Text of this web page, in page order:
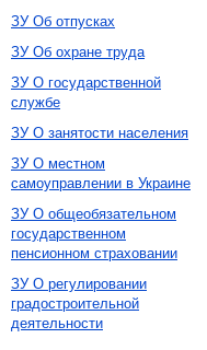
ЗУ Об отпусках
ЗУ Об охране труда
ЗУ О государственной
службе
ЗУ О занятости населения
ЗУ О местном
самоуправлении в Украине
ЗУ О общеобязательном
государственном
пенсионном страховании
ЗУ О регулировании
градостроительной
деятельности